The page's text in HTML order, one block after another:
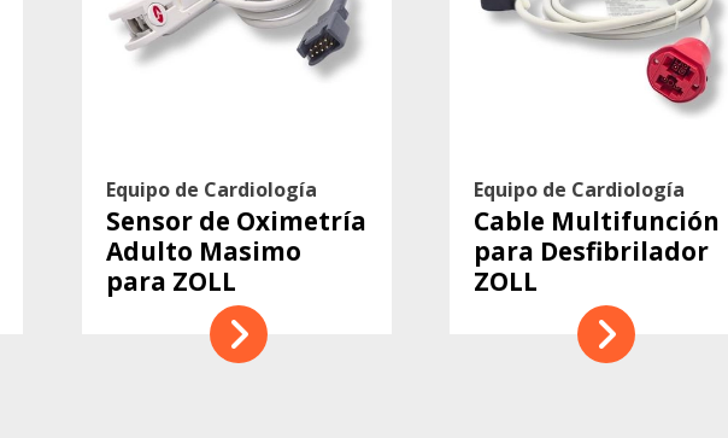
Equipo de Cardiología
Sensor de Oximetría
Adulto Masimo
para ZOLL
Equipo de Cardiología
Cable Multifunción
para Desfibrilador
ZOLL